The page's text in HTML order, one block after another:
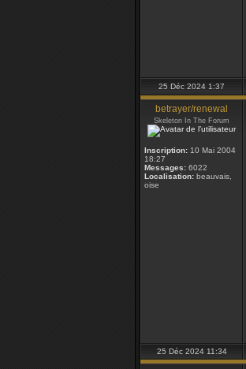
25 Déc 2024 1:37
betrayer/renewal
Skeleton In The Forum
Inscription: 10 Mai 2004
18:27
Messages: 6022
Localisation: beauvais,
oise
25 Déc 2024 11:34